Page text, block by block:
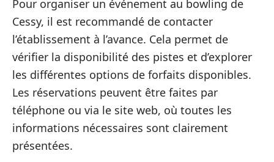
Pour organiser un événement au bowling de
Cessy, il est recommandé de contacter
l’établissement à l’avance. Cela permet de
vérifier la disponibilité des pistes et d’explorer
les différentes options de forfaits disponibles.
Les réservations peuvent être faites par
téléphone ou via le site web, où toutes les
informations nécessaires sont clairement
présentées.